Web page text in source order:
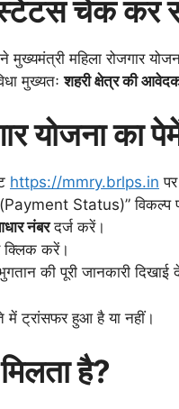
चेक कर
मुख्यमंत्री महिला रोजगार
मुख्यतःशहरी क्षेत्र की
योजना का
https://mmry.brlps.in
(Payment Status)” विकल्प
नंबरदर्ज करें।
क्लिक करें।
की पूरी जानकारी दिखाई
ट्रांसफर हुआ है या नहीं।
है?